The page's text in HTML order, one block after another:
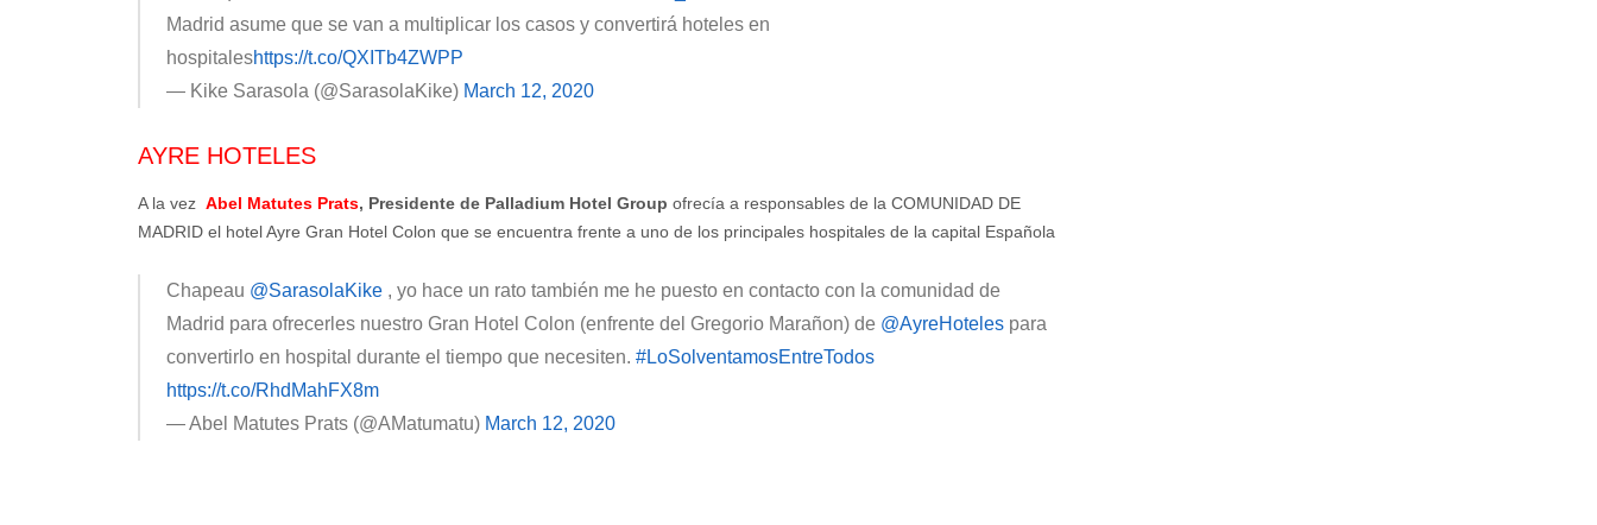
Madrid asume que se van a multiplicar los casos y convertirá hoteles en
hospitaleshttps://t.co/QXITb4ZWPP
— Kike Sarasola (@SarasolaKike) March 12, 2020
AYRE HOTELES
A la vez Abel Matutes Prats, Presidente de Palladium Hotel Group ofrecía a responsables de la COMUNIDAD DE
MADRID el hotel Ayre Gran Hotel Colon que se encuentra frente a uno de los principales hospitales de la capital Española
Chapeau @SarasolaKike , yo hace un rato también me he puesto en contacto con la comunidad de
Madrid para ofrecerles nuestro Gran Hotel Colon (enfrente del Gregorio Marañon) de @AyreHoteles para
convertirlo en hospital durante el tiempo que necesiten. #LoSolventamosEntreTodos
https://t.co/RhdMahFX8m
— Abel Matutes Prats (@AMatumatu) March 12, 2020